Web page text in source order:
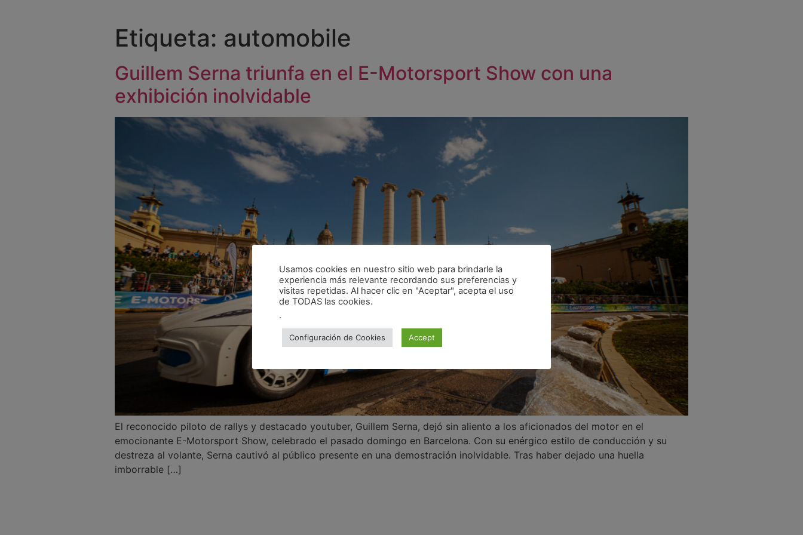
Etiqueta: automobile
Guillem Serna triunfa en el E-Motorsport Show con una
exhibición inolvidable
El reconocido piloto de rallys y destacado youtuber, Guillem Serna, dejó sin aliento a los aficionados del motor en el
emocionante E-Motorsport Show, celebrado el pasado domingo en Barcelona. Con su enérgico estilo de conducción y su
destreza al volante, Serna cautivó al público presente en una demostración inolvidable. Tras haber dejado una huella
imborrable […]
Usamos cookies en nuestro sitio web para brindarle la
experiencia más relevante recordando sus preferencias y
visitas repetidas. Al hacer clic en "Aceptar", acepta el uso
de TODAS las cookies.
.
Configuración de Cookies Accept